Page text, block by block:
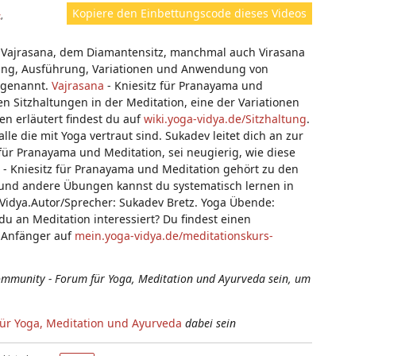
ht
e
Kopiere den Einbettungscode dieses Videos
,
dem Diamantensitz, manchmal auch Virasana
Ausführung, Variationen und Anwendung von
Vajrasana - Kniesitz für Pranayama und
Sitzhaltungen in der Meditation, eine der Variationen
erläutert findest du aufwiki.yoga-vidya.de/Sitzhaltung.
die mit Yoga vertraut sind. Sukadev leitet dich an zur
Pranayama und Meditation, sei neugierig, wie diese
Kniesitz für Pranayama und Meditation gehört zu den
andere Übungen kannst du systematisch lernen in
Sprecher: Sukadev Bretz. Yoga Übende:
an Meditation interessiert? Du findest einen
auf mein.yoga-vidya.de/meditationskurs-
- Forum für Yoga, Meditation und Ayurveda sein, um
Yoga, Meditation und Ayurveda dabei sein